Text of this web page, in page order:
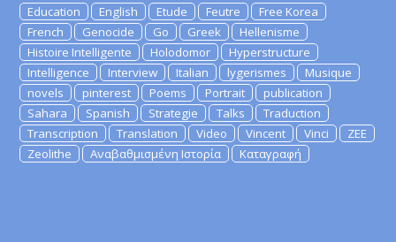
Education
English Etude Feutre
Free Korea
French
Genocide Go Greek
Hellenisme
Histoire Intelligente
Holodomor
Hyperstructure
Intelligence
Interview Italian lygerismes
Musique
novels
pinterest Poems Portrait
publication
Sahara
Spanish Strategie Talks
Traduction
Transcription
Translation Video Vincent Vinci
ZEE
Zeolithe
Αναβαθμισμένη Ιστορία Καταγραφή